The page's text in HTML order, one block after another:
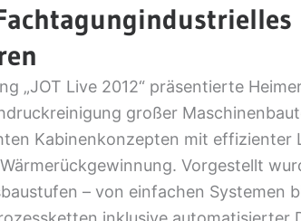
„JOT Live 2012“ präsentierte
großer
Kabinenkonzepten mit effizienter
Vorgestellt
– von einfachen Systemen